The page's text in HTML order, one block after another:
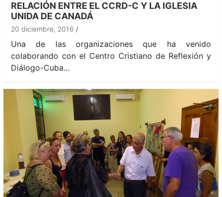
RELACIÓN ENTRE EL CCRD-C Y LA IGLESIA
UNIDA DE CANADÁ
20 diciembre, 2016
Una de las organizaciones que ha venido
colaborando con el Centro Cristiano de Reflexión y
Diálogo-Cuba…